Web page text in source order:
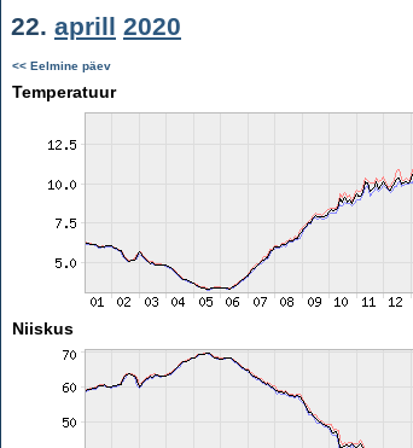
22. aprill 2020
<< Eelmine päev
Temperatuur
Niiskus